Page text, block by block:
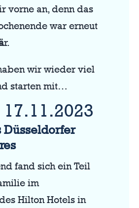
vorne an, denn das
war erneut
r.
wir wieder viel
starten mit…
Düsseldorfer
fand sich ein Teil
im
Hilton Hotels in